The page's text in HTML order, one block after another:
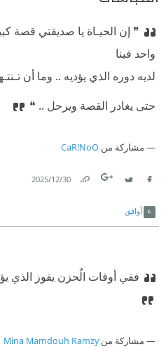
❞ إن الحيـاة يا صديقتي قصة
واحد فينا‏
⁠‫‏لديه دوره الذي يؤديه .. وما أن
⁠‫‏حتى يغادر القصة ويرحل ..‏ ❝
مشاركة من CaR!NoO
30‏/12‏/2025
أوافق
‏ففي أوقات الُحزن يفوز الذي
مشاركة منMina Mamdouh Ramzy